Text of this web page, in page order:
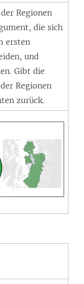
Regionen
die sich
ersten
und
Gibt die
Regionen
zurück.